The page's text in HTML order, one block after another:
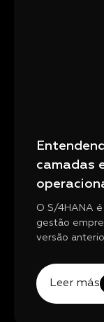
camadas
O S/4HANA
gestão
versão
Leer más